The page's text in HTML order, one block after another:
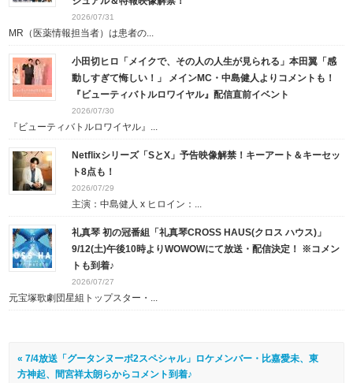
2026/07/31
MR（医薬情報担当者）は患者の...
小田切ヒロ「メイクで、その人の人生が見られる」本田翼「感
動しすぎて悔しい！」 メインMC・中島健人よりコメントも！
『ビューティバトルロワイヤル』配信直前イベント
2026/07/30
『ビューティバトルロワイヤル』...
Netflixシリーズ「SとX」予告映像解禁！キーアート＆キーセッ
ト8点も！
2026/07/29
主演：中島健人 x ヒロイン：...
礼真琴 初の冠番組「礼真琴CROSS HAUS(クロス ハウス)」
9/12(土)午後10時よりWOWOWにて放送・配信決定！ ※コメン
トも到着♪
2026/07/27
元宝塚歌劇団星組トップスター・...
« 7/4放送「グータンヌーボ2スペシャル」ロケメンバー・比嘉愛未、東
方神起、間宮祥太朗らからコメント到着♪